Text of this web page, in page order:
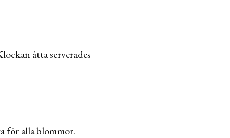
åtta serverades
för alla blommor.